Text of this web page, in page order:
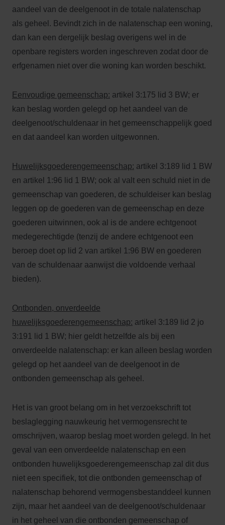
aandeel van de deelgenoot in de totale nalatenschap
als geheel. Bevindt zich in de nalatenschap een woning,
dan kan een dergelijk beslag overigens wel in de
openbare registers worden ingeschreven zodat door de
erfgenamen niet over die woning kan worden beschikt.
Eenvoudige gemeenschap: artikel 3:175 lid 3 BW; er
kan beslag worden gelegd op het aandeel van de
deelgenoot/schuldenaar in het gemeenschappelijk goed
en dat aandeel kan worden uitgewonnen.
Huwelijksgoederengemeenschap: artikel 3:189 lid 1 BW
en artikel 1:96 lid 1 BW; ook al valt een schuld niet in de
gemeenschap van goederen, de schuldeiser kan beslag
leggen op de goederen van de gemeenschap en deze
goederen uitwinnen, ook al is de andere echtgenoot
medegerechtigde (tenzij de andere echtgenoot een
beroep doet op lid 2 van artikel 1:96 BW en goederen
van de schuldenaar aanwijst die voldoende verhaal
bieden).
Ontbonden, onverdeelde
huwelijksgoederengemeenschap: artikel 3:189 lid 2 jo
3:191 lid 1 BW; hier geldt hetzelfde als bij een
onverdeelde nalatenschap: er kan alleen beslag worden
gelegd op het aandeel van de deelgenoot in de
ontbonden gemeenschap als geheel.
Het is van groot belang om in het verzoekschrift tot
beslaglegging nauwkeurig het vermogensrecht te
omschrijven, waarop beslag moet worden gelegd. In het
geval van een onverdeelde nalatenschap en een
ontbonden huwelijksgoederengemeenschap zal dit dus
niet een specifiek, tot die ontbonden gemeenschap of
nalatenschap behorend vermogensbestanddeel kunnen
zijn, maar het aandeel van de deelgenoot/schuldenaar
in het geheel van die ontbonden gemeenschap of